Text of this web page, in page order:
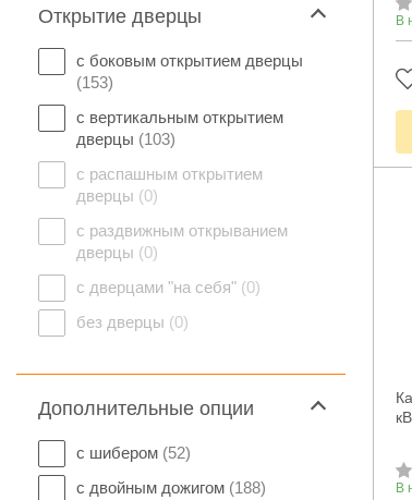
Открытие дверцы
с боковым открытием дверцы
(153)
с вертикальным открытием
дверцы (103)
с распашным открытием
дверцы (0)
с раздвижным открыванием
дверцы (0)
с дверцами "на себя" (0)
без дверцы (0)
Дополнительные опции
с шибером (52)
с двойным дожигом (188)
В
В